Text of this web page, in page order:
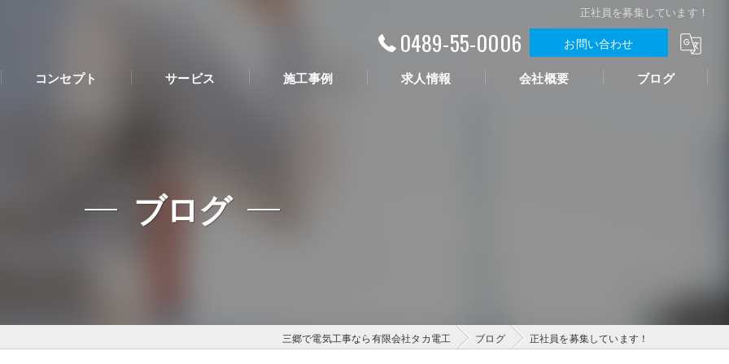
正社員を募集しています！
0489-55-0006 お問い合わせ
コンセプト サービス 施工事例 求人情報 会社概要 ブログ
ブログ
三郷で電気工事なら有限会社タカ電工 ブログ 正社員を募集しています！